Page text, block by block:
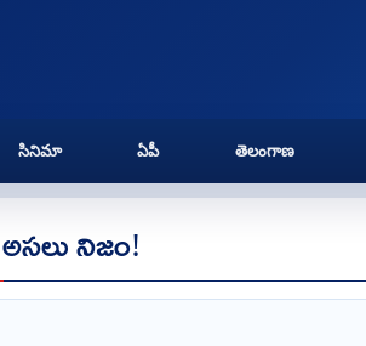
సినిమా ఏపీ తెలంగాణ
నిజం!